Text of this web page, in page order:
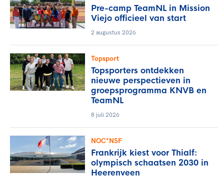
Pre-camp TeamNL in Mission
Viejo officieel van start
2 augustus 2026
Topsport
Topsporters ontdekken
nieuwe perspectieven in
groepsprogramma KNVB en
TeamNL
8 juli 2026
NOC*NSF
Frankrijk kiest voor Thialf:
olympisch schaatsen 2030 in
Heerenveen